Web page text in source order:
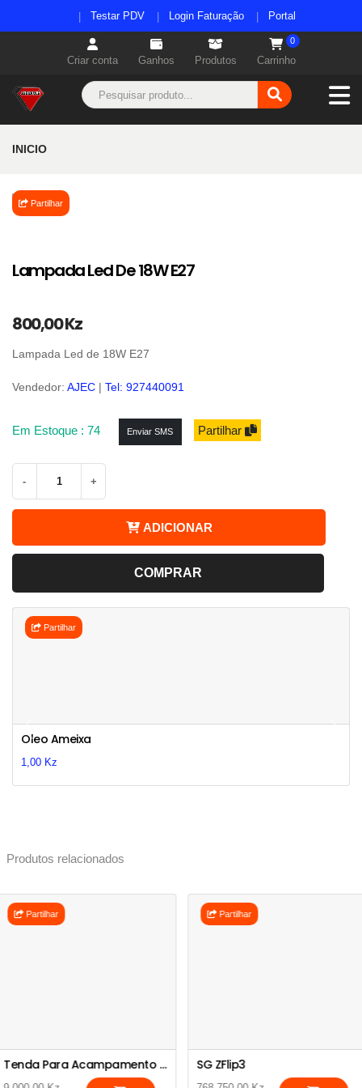
Testar PDV Login Faturação Portal
Criar conta Ganhos Produtos Carrinho
0
INICIO
Partilhar
Lampada Led De 18W E27
800,00 Kz
Lampada Led de 18W E27
Vendedor: AJEC | Tel: 927440091
Em Estoque : 74 Enviar SMS Partilhar
- +
ADICIONAR
COMPRAR
Partilhar
Oleo Ameixa
1,00 Kz
Previous
Produtos relacionados
Partilhar
Tenda Para Acampamento 200x200x135cm
Partilhar
SG ZFlip3